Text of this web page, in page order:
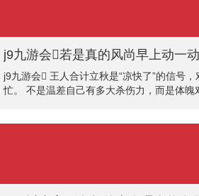
j9九游会若是真的风尚早上动一
j9九游会 王人合计立秋是“凉快了”的信号
忙。 不是温差自己有多大杀伤力，而是体